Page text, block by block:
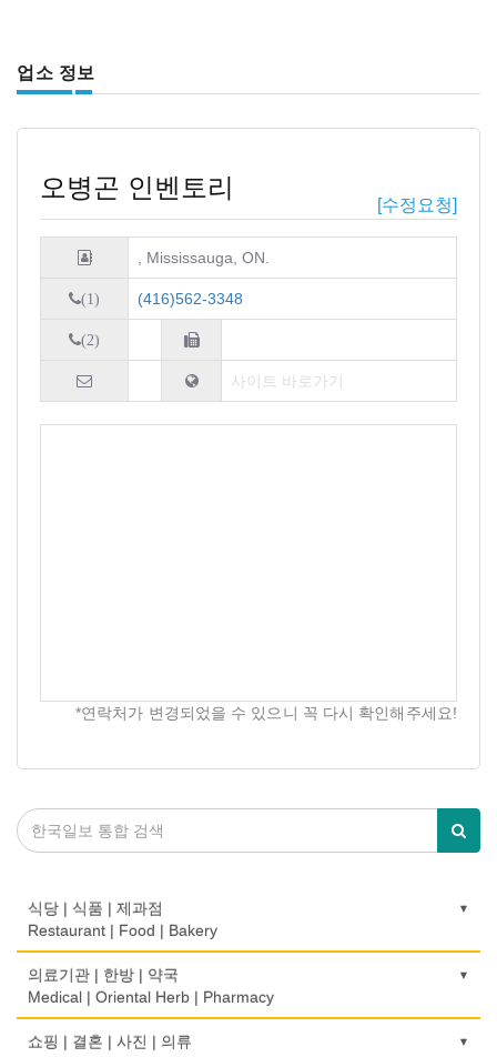
업소 정보
오병곤 인벤토리
[수정요청]
, Mississauga, ON.
(1) (416)562-3348
(2)
사이트 바로가기
*연락처가 변경되었을 수 있으니 꼭 다시 확인해주세요!
식당 | 식품 | 제과점
Restaurant | Food | Bakery
농장
Farm
떡집/방앗간
의료기관 | 한방 | 약국
Medical | Oriental Herb | Pharmacy
의사-검안의
쇼핑 | 결혼 | 사진 | 의류